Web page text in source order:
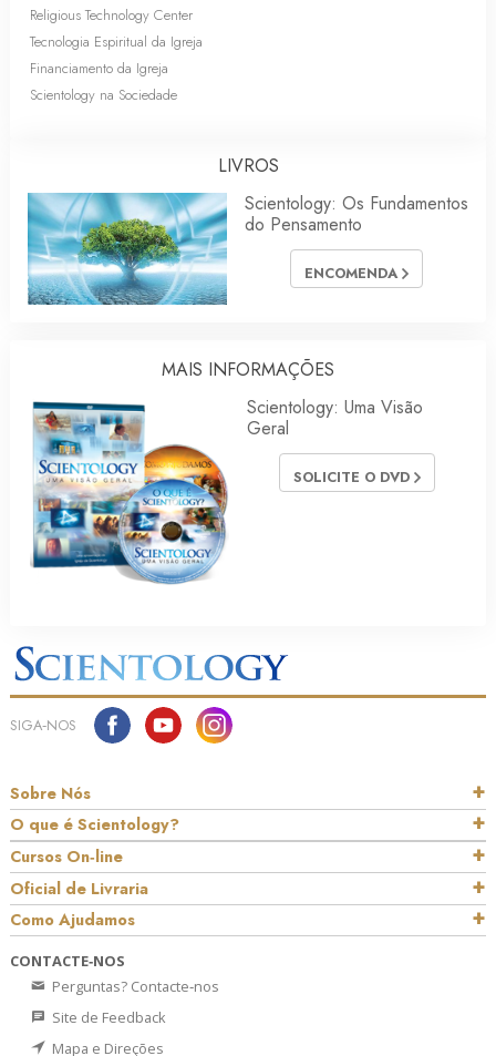
Religious Technology Center
Tecnologia Espiritual da Igreja
Financiamento da Igreja
Scientology na Sociedade
LIVROS
Scientology: Os Fundamentos
do Pensamento
ENCOMENDA
MAIS INFORMAÇÕES
Scientology: Uma Visão
Geral
SOLICITE O DVD
SIGA‑NOS
Sobre Nós
O que é Scientology?
Cursos On‑line
Oficial de Livraria
Como Ajudamos
CONTACTE‑NOS
Perguntas? Contacte‑nos
Site de Feedback
Mapa e Direções